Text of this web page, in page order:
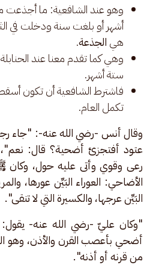
وهو عند الشافعية: ما أجذعت
أشهر أو بلغت سنة ودخلت في
هي الجذعة.
وهي كما تقدم معنا عند
ستة أشهر.
فاشترط الشافعية أن تكون
تكمل العام.
وقال أنس -رضي الله عنه-: "جاء
عتود أفتجزئ أضحية؟ قال: نعم"،
رعى وقوي وأتى عليه حول، وكان
الأضاحي: العوراء البَيِّن عورها،
البَيِّن عرجها، والكسيرة التي لا تنقى".
"وكان عليّ -رضي الله عنه-
أضحي بأعصب القرن والأذن، وهو
من قرنه أو أذنه".